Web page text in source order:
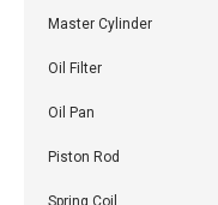
Master Cylinder
Oil Filter
Oil Pan
Piston Rod